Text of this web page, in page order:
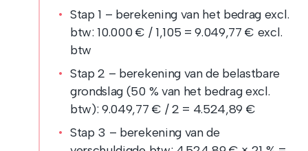
Stap 1 – berekening van het bedrag excl.
btw: 10.000 € / 1,105 = 9.049,77 € excl.
btw
Stap 2 – berekening van de belastbare
grondslag (50 % van het bedrag excl.
btw): 9.049,77 € / 2 = 4.524,89 €
Stap 3 – berekening van de